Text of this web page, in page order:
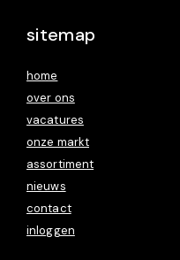
sitemap
home
over ons
vacatures
onze markt
assortiment
nieuws
contact
inloggen